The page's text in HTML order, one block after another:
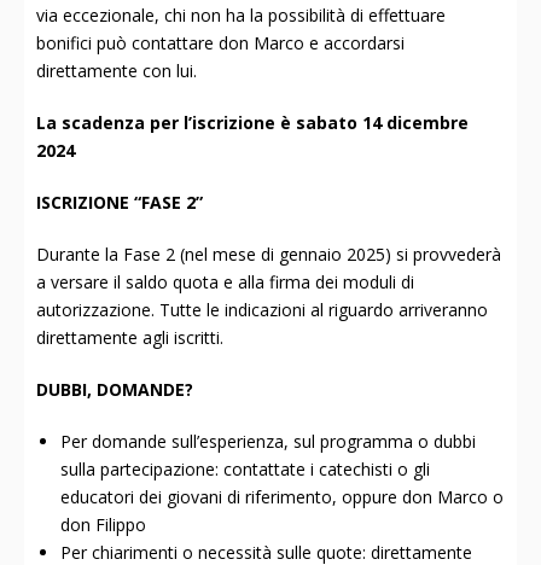
via eccezionale, chi non ha la possibilità di effettuare
bonifici può contattare don Marco e accordarsi
direttamente con lui.
La scadenza per l’iscrizione è sabato 14 dicembre
2024
ISCRIZIONE “FASE 2”
Durante la Fase 2 (nel mese di gennaio 2025) si provvederà
a versare il saldo quota e alla firma dei moduli di
autorizzazione. Tutte le indicazioni al riguardo arriveranno
direttamente agli iscritti.
DUBBI, DOMANDE?
Per domande sull’esperienza, sul programma o dubbi
sulla partecipazione: contattate i catechisti o gli
educatori dei giovani di riferimento, oppure don Marco o
don Filippo
Per chiarimenti o necessità sulle quote: direttamente